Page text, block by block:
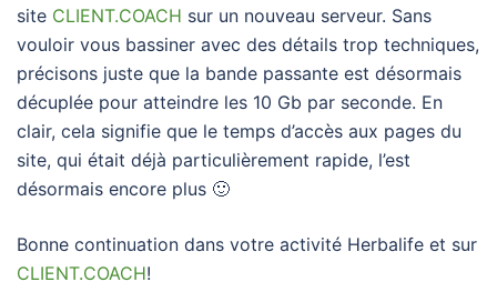
site CLIENT.COACH sur un nouveau serveur. Sans
vouloir vous bassiner avec des détails trop techniques,
précisons juste que la bande passante est désormais
décuplée pour atteindre les 10 Gb par seconde. En
clair, cela signifie que le temps d’accès aux pages du
site, qui était déjà particulièrement rapide, l’est
désormais encore plus 🙂
Bonne continuation dans votre activité Herbalife et sur
CLIENT.COACH!